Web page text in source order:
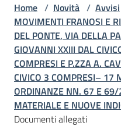
Amministrazione
Novità
Menu selezionato
Servizi
Home / Novità / Avvisi
MOVIMENTI FRANOSI E
DEL PONTE, VIA DELLA
GIOVANNI XXIII DAL
COMPRESI E P.ZZA A.
CIVICO 3 COMPRESI– 17
ORDINANZE NN. 67 E
MATERIALE E NUOVE
Documenti allegati